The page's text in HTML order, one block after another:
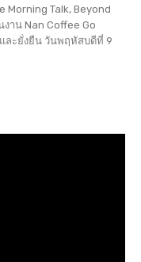
Morning Talk, Beyond
าน Nan Coffee Go
ฤหัสบดีที่ 9